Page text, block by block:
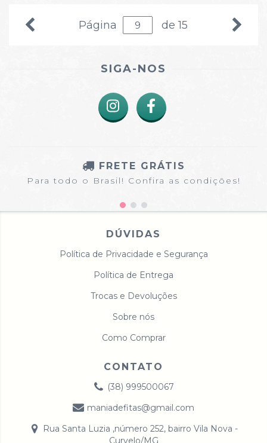
Página de 15
SIGA-NOS
FRETE GRÁTIS
Para todo o Brasil! Confira as condições!
DÚVIDAS
Política de Privacidade e Segurança
Política de Entrega
Trocas e Devoluções
Sobre nós
Como Comprar
CONTATO
(38) 999500067
maniadefitas@gmail.com
Rua Santa Luzia ,número 252, bairro Vila Nova -
Curvelo/MG